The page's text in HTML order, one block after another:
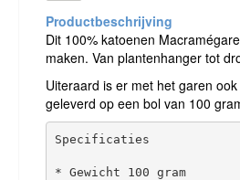
Dit 100% katoenen
maken. Van plantenhanger tot
Uiteraard is er met het garen
geleverd op een bol van 100
Specificaties
* Gewicht 100 gram